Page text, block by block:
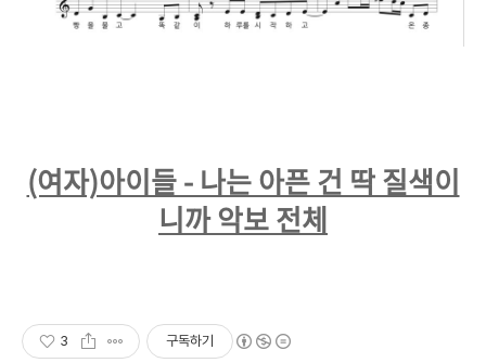
(여자)아이들 - 나는 아픈 건 딱 질색이
니까 악보 전체
3 구독하기